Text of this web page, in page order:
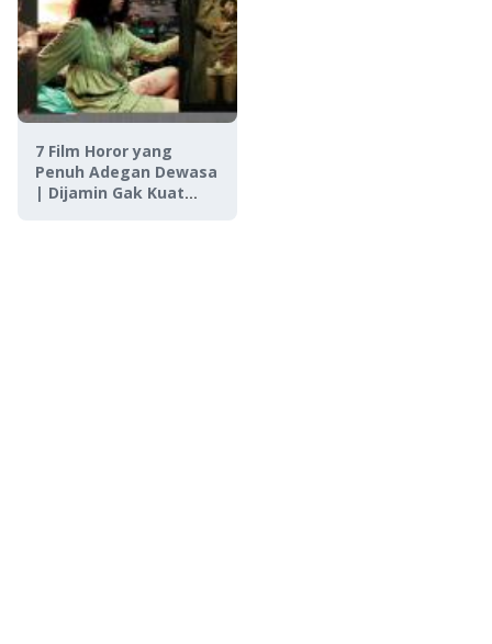
7 Film Horor yang
Penuh Adegan Dewasa
| Dijamin Gak Kuat